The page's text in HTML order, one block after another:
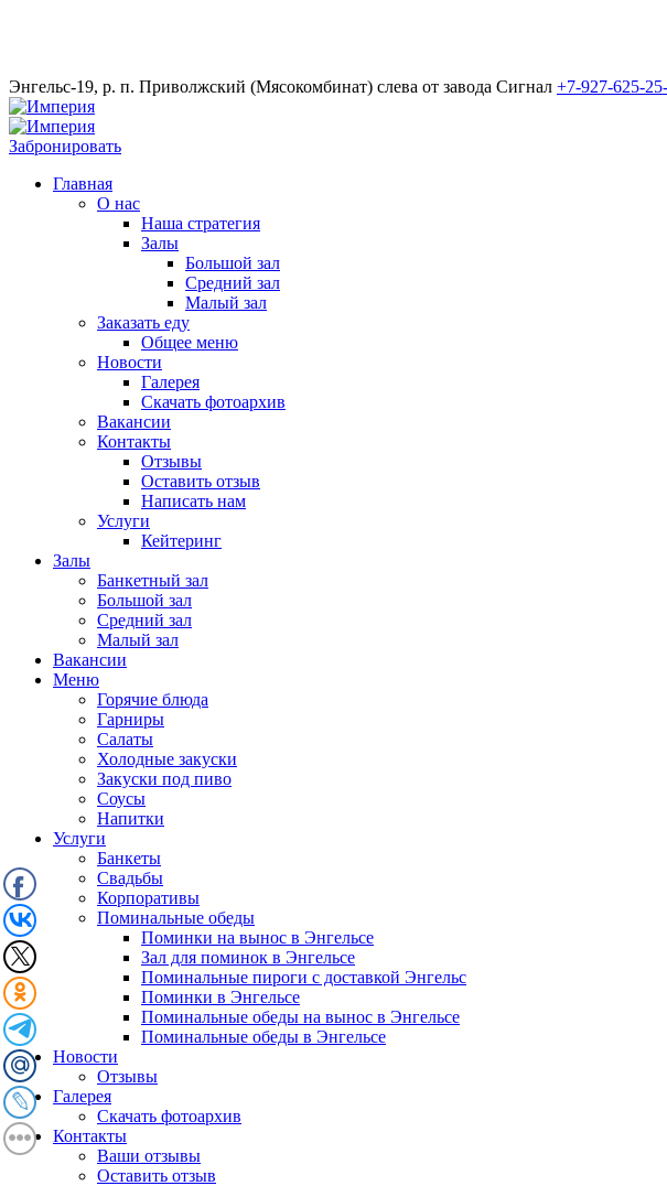
Энгельс-19, р. п. Приволжский (Мясокомбинат) слева от завода Сигнал +7-927-625-
Забронировать
Главная
О нас
Наша стратегия
Залы
Большой зал
Средний зал
Малый зал
Заказать еду
Общее меню
Новости
Галерея
Скачать фотоархив
Вакансии
Контакты
Отзывы
Оставить отзыв
Написать нам
Услуги
Кейтеринг
Залы
Банкетный зал
Большой зал
Средний зал
Малый зал
Вакансии
Меню
Горячие блюда
Гарниры
Салаты
Холодные закуски
Закуски под пиво
Соусы
Напитки
Услуги
Банкеты
Свадьбы
Корпоративы
Поминальные обеды
Поминки на вынос в Энгельсе
Зал для поминок в Энгельсе
Поминальные пироги с доставкой Энгельс
Поминки в Энгельсе
Поминальные обеды на вынос в Энгельсе
Поминальные обеды в Энгельсе
Новости
Отзывы
Галерея
Скачать фотоархив
Контакты
Ваши отзывы
Оставить отзыв